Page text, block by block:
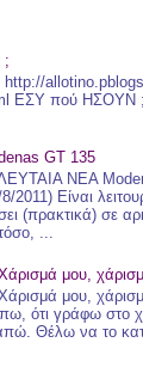
;
ΕΣΥ πού ΗΣΟΥΝ ;
GT 135
ΝΕΑ
2011) Είναι
(πρακτικά) σε
...
μου,
μου,
ότι γράφω στο
Θέλω να το